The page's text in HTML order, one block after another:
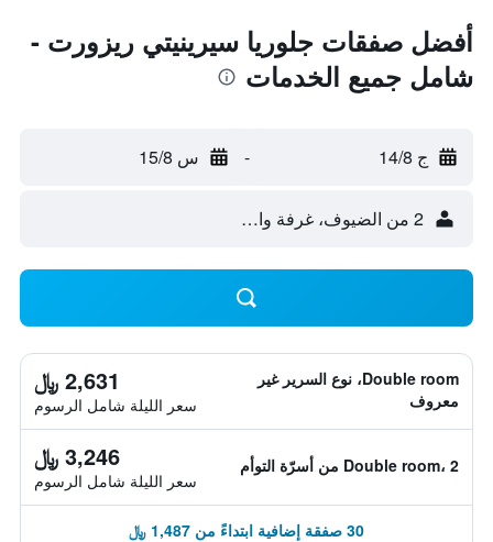
أفضل صفقات جلوريا سيرينيتي ريزورت -
شامل جميع الخدمات
ج 14/8 - س 15/8
2 من الضيوف، غرفة واحدة
Double room، نوع السرير غير
معروف
2,631 ﷼
سعر الليلة شامل الرسوم
Double room، 2 من أسرّة التوأم 3,246 ﷼
سعر الليلة شامل الرسوم
30 صفقة إضافية ابتداءً من 1,487 ﷼